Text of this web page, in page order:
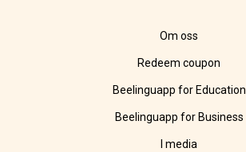
Om oss
Redeem coupon
Beelinguapp for Education
Beelinguapp for Business
I media